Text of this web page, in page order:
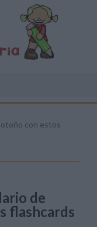
con estos
de
flashcards